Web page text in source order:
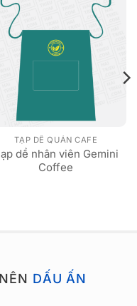
TẠP DỀ QUÁN CAFE
dề nhân viên Gemini
Coffee
DẤU ẤN